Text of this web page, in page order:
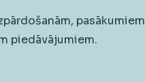
pasākumiem
piedāvājumiem.